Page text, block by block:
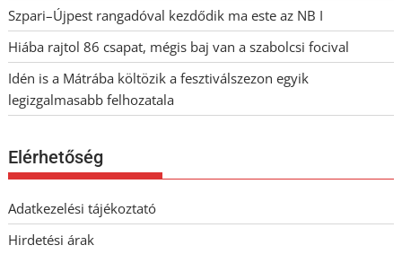
Szpari–Újpest rangadóval kezdődik ma este az NB I
Hiába rajtol 86 csapat, mégis baj van a szabolcsi focival
Idén is a Mátrába költözik a fesztiválszezon egyik
legizgalmasabb felhozatala
Elérhetőség
Adatkezelési tájékoztató
Hirdetési árak